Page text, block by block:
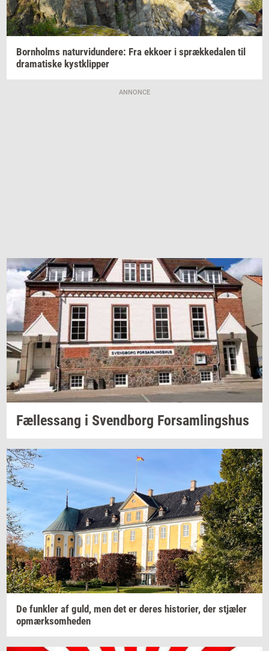
Born­holms na­tur­vi­dun­de­re: Fra ek­ko­er i spræk­ke­da­len til
dra­ma­ti­ske kyst­klip­per
ANNONCE
Fæl­les­sang i Svend­borg For­sam­lings­hus
De funk­ler af guld, men det er deres hi­sto­ri­er, der stjæ­ler
op­mærk­som­he­den